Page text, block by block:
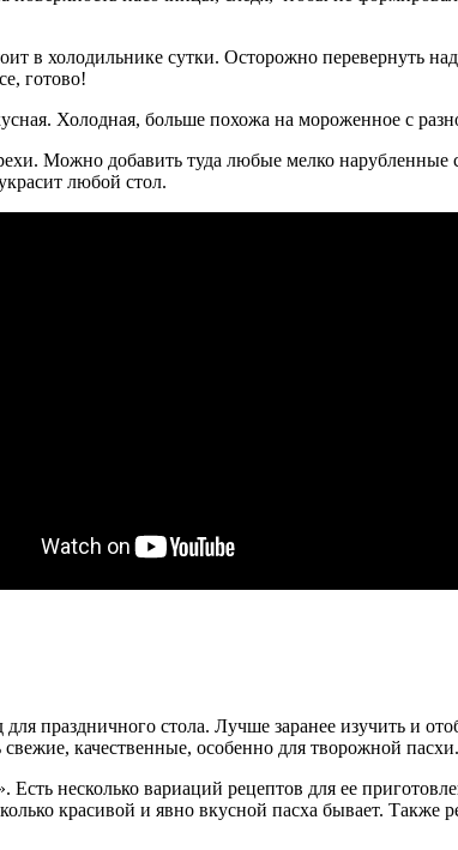
в холодильнике сутки. Осторожно перевернуть
готово!
Холодная, больше похожа на мороженное с
Можно добавить туда любые мелко
любой стол.
праздничного стола. Лучше заранее изучить и
качественные, особенно для творожной
Есть несколько вариаций рецептов для ее
красивой и явно вкусной пасха бывает. Также